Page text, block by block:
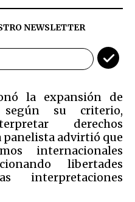
NEWSLETTER
la expansión de
según su criterio,
derechos
advirtió que
internacionales
libertades
interpretaciones